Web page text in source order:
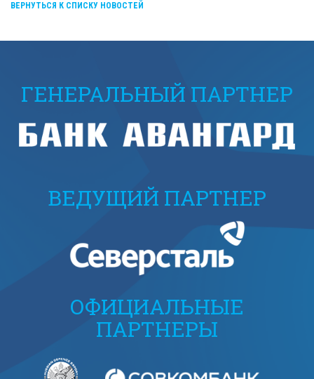
ВЕРНУТЬСЯ К СПИСКУ НОВОСТЕЙ
ГЕНЕРАЛЬНЫЙ ПАРТНЕР
ВЕДУЩИЙ ПАРТНЕР
ОФИЦИАЛЬНЫЕ
ПАРТНЕРЫ